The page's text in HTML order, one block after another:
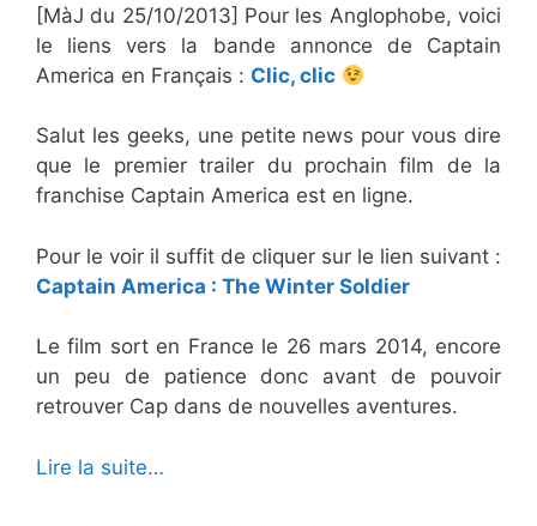
[MàJ du 25/10/2013] Pour les Anglophobe, voici
le liens vers la bande annonce de Captain
America en Français : Clic, clic
Salut les geeks, une petite news pour vous dire
que le premier trailer du prochain film de la
franchise Captain America est en ligne.
Pour le voir il suffit de cliquer sur le lien suivant :
Captain America : The Winter Soldier
Le film sort en France le 26 mars 2014, encore
un peu de patience donc avant de pouvoir
retrouver Cap dans de nouvelles aventures.
Lire la suite…